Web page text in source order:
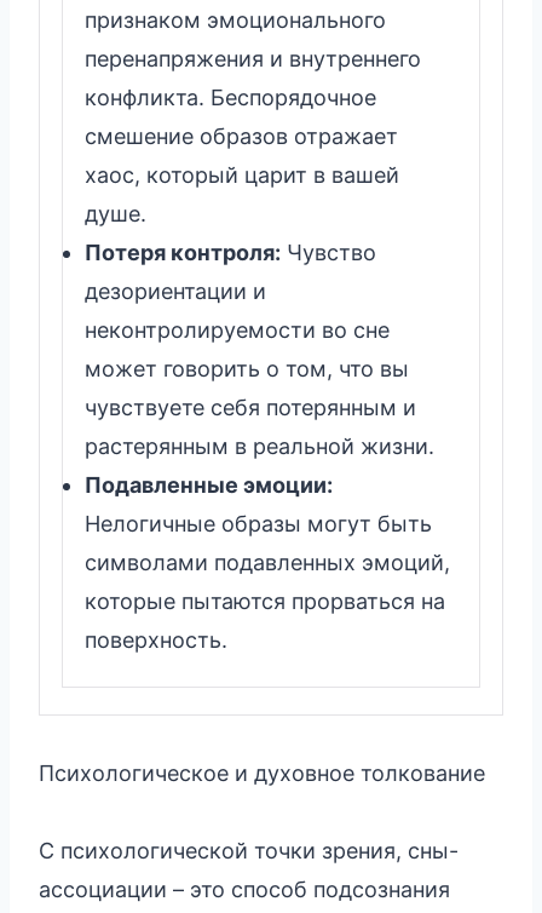
признаком эмоционального
перенапряжения и внутреннего
конфликта. Беспорядочное
смешение образов отражает
хаос, который царит в вашей
душе.
Потеря контроля: Чувство
дезориентации и
неконтролируемости во сне
может говорить о том, что вы
чувствуете себя потерянным и
растерянным в реальной жизни.
Подавленные эмоции:
Нелогичные образы могут быть
символами подавленных эмоций,
которые пытаются прорваться на
поверхность.
Психологическое и духовное толкование
С психологической точки зрения, сны-
ассоциации – это способ подсознания